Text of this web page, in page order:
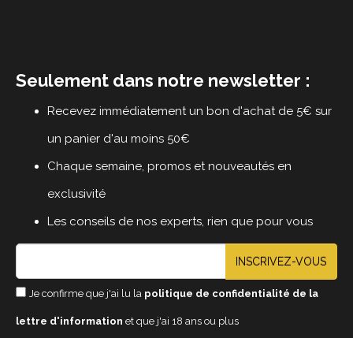
Seulement dans notre newsletter :
Recevez immédiatement un bon d'achat de 5€ sur
un panier d'au moins 50€
Chaque semaine, promos et nouveautés en
exclusivité
Les conseils de nos experts, rien que pour vous
INSCRIVEZ-VOUS
Je confirme que j'ai lu la politique de confidentialité de la
lettre d'information et que j'ai 18 ans ou plus